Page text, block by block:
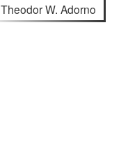
Theodor W. Adorno